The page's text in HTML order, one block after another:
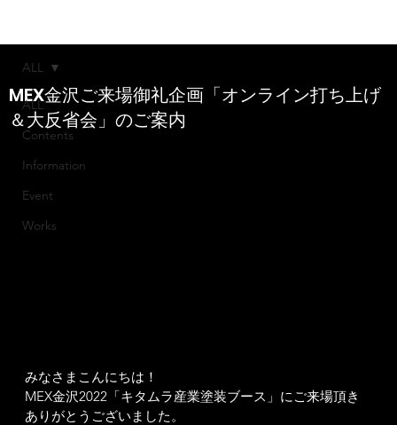
ALL
Contents
Information
Event
Works
ALL
MEX金沢ご来場御礼企画「オンライン打ち上げ
＆大反省会」のご案内
みなさまこんにちは！
MEX金沢2022「キタムラ産業塗装ブース」にご来場頂き
ありがとうございました。